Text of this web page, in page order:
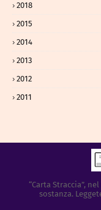
2018
2015
2014
2013
2012
2011
“Carta Straccia”,
sostanza.